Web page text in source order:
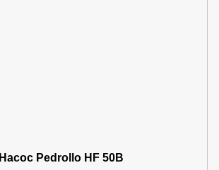
Насос Pedrollo HF 50B